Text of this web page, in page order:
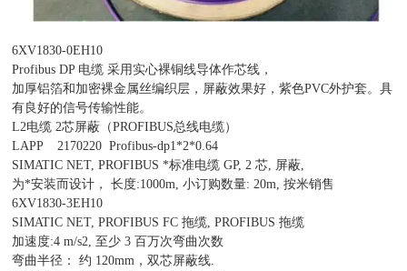
6XV1830-0EH10
Profibus DP 电缆 采用实心裸铜线导体作芯线，
加厚铝箔和加密裸金属丝编织层，屏蔽效果好，紫色PVC外护套。具
有良好的信号传输性能。
L2电缆 2芯屏蔽（PROFIBUS总线电缆）
LAPP 2170220 Profibus-dp1*2*0.64
SIMATIC NET, PROFIBUS *标准电缆 GP, 2 芯, 屏蔽,
为*安装而设计， 长度:1000m, 小订购数量: 20m, 按米销售
6XV1830-3EH10
SIMATIC NET, PROFIBUS FC 拖缆, PROFIBUS 拖缆
加速度:4 m/s2, 至少 3 百万次弯曲次数
弯曲半径： 约 120mm，双芯屏蔽线.